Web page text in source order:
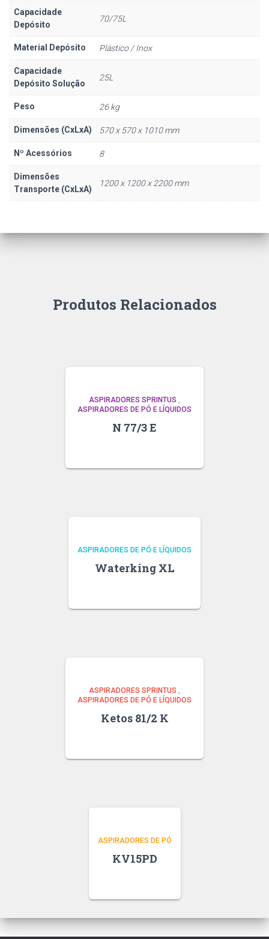
Capacidade
Depósito
70/75L
Material Depósito Plástico / Inox
Capacidade
Depósito Solução
25L
Peso 26 kg
Dimensões (CxLxA) 570 x 570 x 1010 mm
Nº Acessórios 8
Dimensões
Transporte (CxLxA)
1200 x 1200 x 2200 mm
Produtos Relacionados
ASPIRADORES SPRINTUS
ASPIRADORES DE PÓ E LÍQUIDOS
N 77/3 E
ASPIRADORES DE PÓ E LÍQUIDOS
Waterking XL
ASPIRADORES SPRINTUS
ASPIRADORES DE PÓ E LÍQUIDOS
Ketos 81/2 K
ASPIRADORES DE PÓ
KV15PD